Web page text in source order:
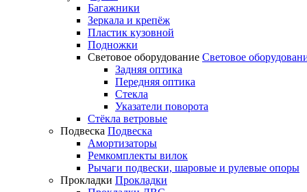
Багажники
Зеркала и крепёж
Пластик кузовной
Подножки
Световое оборудование Световое
Задняя оптика
Передняя оптика
Стекла
Указатели поворота
Стёкла ветровые
Подвеска Подвеска
Амортизаторы
Ремкомплекты вилок
Рычаги подвески, шаровые и рулевые опоры
Прокладки Прокладки